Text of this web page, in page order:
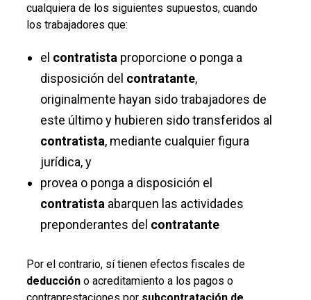
cualquiera de los siguientes supuestos, cuando
los trabajadores que:
el contratista proporcione o ponga a
disposición del contratante,
originalmente hayan sido trabajadores de
este último y hubieren sido transferidos al
contratista, mediante cualquier figura
jurídica, y
provea o ponga a disposición el
contratista abarquen las actividades
preponderantes del contratante
Por el contrario, sí tienen efectos fiscales de
deduccióno acreditamiento a los pagos o
contraprestaciones por subcontratación de